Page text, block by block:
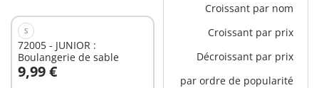
Croissant par nom
Croissant par prix
Décroissant par prix
par ordre de popularité
S
72005 - JUNIOR :
Boulangerie de sable
9,99 €
Au panier
Porte-clés Cleo De Nile
Au panier